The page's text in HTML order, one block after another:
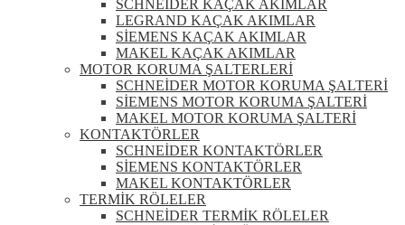
SCHNEİDER KAÇAK AKIMLAR
LEGRAND KAÇAK AKIMLAR
SİEMENS KAÇAK AKIMLAR
MAKEL KAÇAK AKIMLAR
MOTOR KORUMA ŞALTERLERİ
SCHNEİDER MOTOR KORUMA ŞALTERİ
SİEMENS MOTOR KORUMA ŞALTERİ
MAKEL MOTOR KORUMA ŞALTERİ
KONTAKTÖRLER
SCHNEİDER KONTAKTÖRLER
SİEMENS KONTAKTÖRLER
MAKEL KONTAKTÖRLER
TERMİK RÖLELER
SCHNEİDER TERMİK RÖLELER